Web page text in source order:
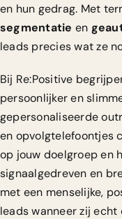
en hun gedrag. Met
segmentatie en
leads precies wat ze
Bij Re:Positive
persoonlijker en
gepersonaliseerde
en opvolgtelefoontjes
op jouw doelgroep en
signaalgedreven en
met een menselijke,
leads wanneer zij echt